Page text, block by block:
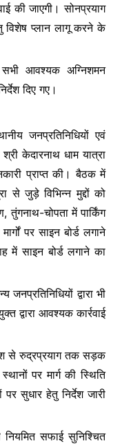
की जाएगी। सोनप्रयाग
विशेष प्लान लागू करने के
आवश्यक अग्निशमन
दिए गए।
जनप्रतिनिधियों एवं
केदारनाथ धाम यात्रा
प्राप्त की। बैठक में
से जुड़े विभिन्न मुद्दों को
तुंगनाथ-चोपता में पार्किंग
पर साइन बोर्ड लगाने
में साइन बोर्ड लगाने का
द्वारा भी
द्वारा आवश्यक कार्रवाई
से रुद्रप्रयाग तक सड़क
पर मार्ग की स्थिति
सुधार हेतु निर्देश जारी
नियमित सफाई सुनिश्चित